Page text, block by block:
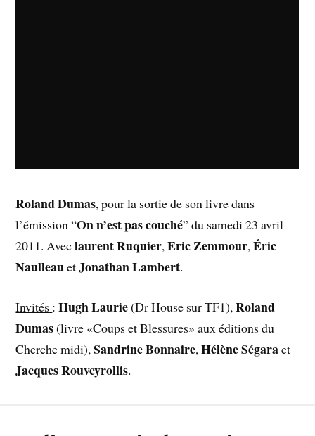
Roland Dumas, pour la sortie de son livre dans
l’émission “On n’est pas couché” du samedi 23 avril
2011. Aveclaurent Ruquier,Eric Zemmour,Éric
NaulleauetJonathan Lambert.
Invités :Hugh Laurie(Dr House sur TF1),Roland
Dumas(livre «Coups et Blessures» aux éditions du
Cherche midi),Sandrine Bonnaire,Hélène Ségaraet
Jacques Rouveyrollis.